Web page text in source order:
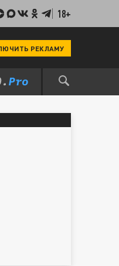
18+
РЕКЛАМУ